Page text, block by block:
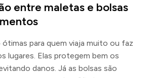
entre maletas e bolsas
para quem viaja muito ou faz
lugares. Elas protegem bem os
danos. Já as bolsas são